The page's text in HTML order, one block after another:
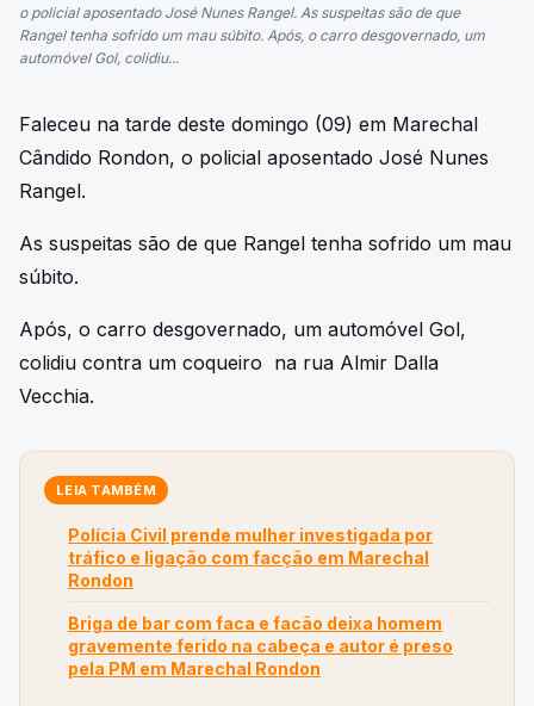
o policial aposentado José Nunes Rangel. As suspeitas são de que
Rangel tenha sofrido um mau súbito. Após, o carro desgovernado, um
automóvel Gol, colidiu...
Faleceu na tarde deste domingo (09) em Marechal
Cândido Rondon, o policial aposentado José Nunes
Rangel.
As suspeitas são de que Rangel tenha sofrido um mau
súbito.
Após, o carro desgovernado, um automóvel Gol,
colidiu contra um coqueiro na rua Almir Dalla
Vecchia.
LEIA TAMBÉM
Polícia Civil prende mulher investigada por
tráfico e ligação com facção em Marechal
Rondon
Briga de bar com faca e facão deixa homem
gravemente ferido na cabeça e autor é preso
pela PM em Marechal Rondon